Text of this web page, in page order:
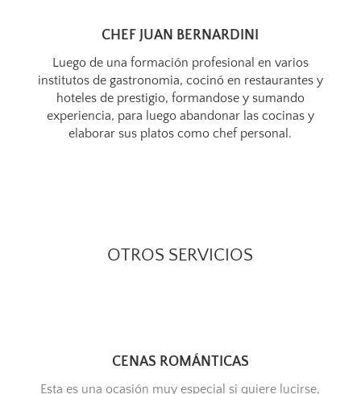
CHEF JUAN BERNARDINI
Luego de una formación profesional en varios
institutos de gastronomia, cocinó en restaurantes y
hoteles de prestigio, formandose y sumando
experiencia, para luego abandonar las cocinas y
elaborar sus platos como chef personal.
OTROS SERVICIOS
CENAS ROMÁNTICAS
Esta es una ocasión muy especial si quiere lucirse,